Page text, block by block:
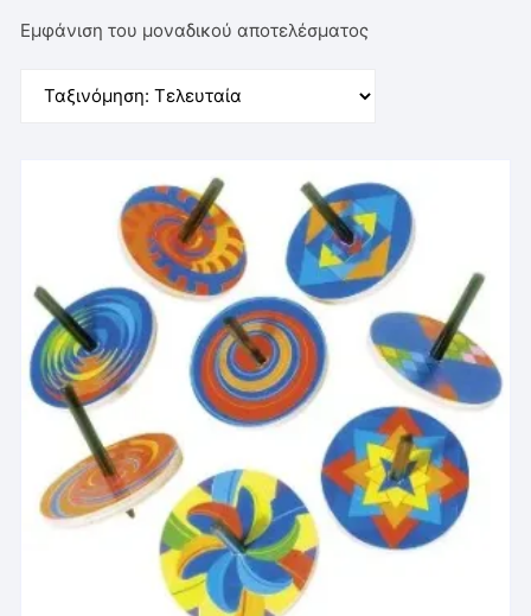
Εμφάνιση του μοναδικού αποτελέσματος